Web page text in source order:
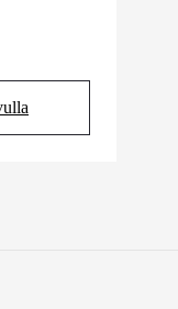
välilehdessä)